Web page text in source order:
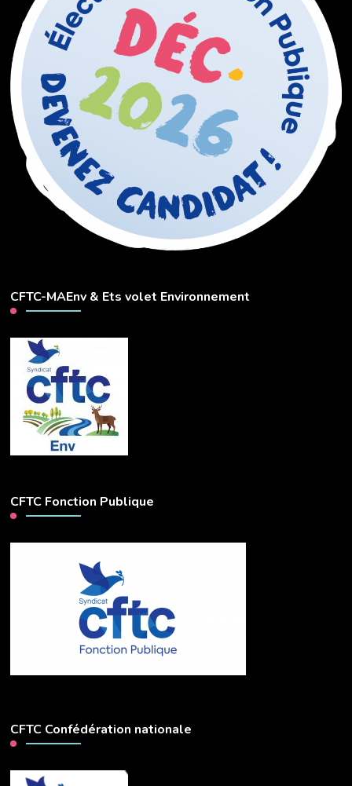
CFTC-MAEnv & Ets volet Environnement
CFTC Fonction Publique
CFTC Confédération nationale